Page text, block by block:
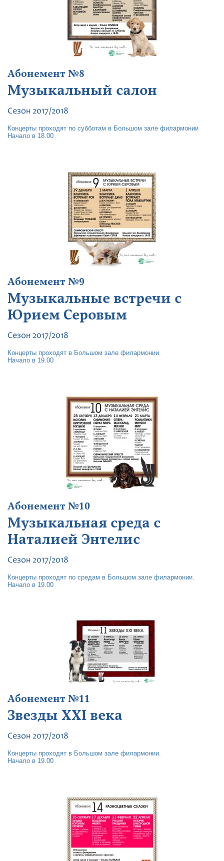
Абонемент №8
Музыкальный салон
Сезон 2017/2018
Концерты проходят по субботам в Большом зале филармонии
Начало в 18.00
Абонемент №9
Музыкальные встречи с
Юрием Серовым
Сезон 2017/2018
Концерты проходят в Большом зале филармонии.
Начало в 19.00
Абонемент №10
Музыкальная среда с
Наталией Энтелис
Сезон 2017/2018
Концерты проходят по средам в Большом зале филармонии.
Начало в 19.00
Абонемент №11
Звезды XXI века
Сезон 2017/2018
Концерты проходят в Большом зале филармонии.
Начало в 19.00